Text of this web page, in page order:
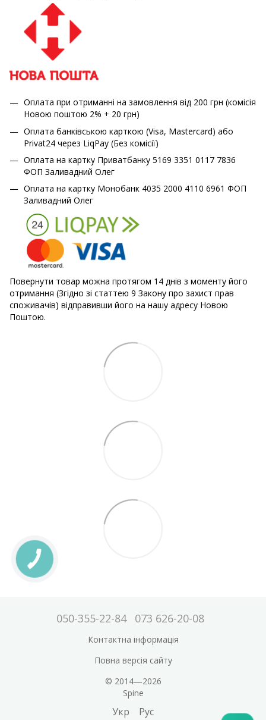
Оплата при отриманні на замовлення від 200 грн (комісія
Новою поштою 2% + 20 грн)
Оплата банківською карткою (Visa, Mastercard) або
Privat24 через LiqPay (Без комісії)
Оплата на картку Приватбанку 5169 3351 0117 7836
ФОП Заливадний Олег
Оплата на картку Монобанк 4035 2000 4110 6961 ФОП
Заливадний Олег
Повернути товар можна протягом 14 днів з моменту його
отримання (Згідно зі статтею 9 Закону про захист прав
споживачів) відправивши його на нашу адресу Новою
Поштою.
050-355-22-84 073 626-20-08
Контактна інформація
Повна версія сайту
© 2014—2026
Spine
Укр Рус